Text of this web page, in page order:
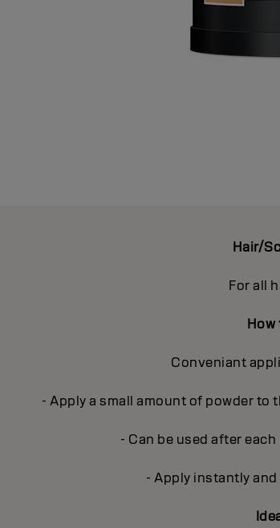
Hair/
For all
How
Conveniant
- Apply a small amount of powder to
- Can be used after
- Apply instantly